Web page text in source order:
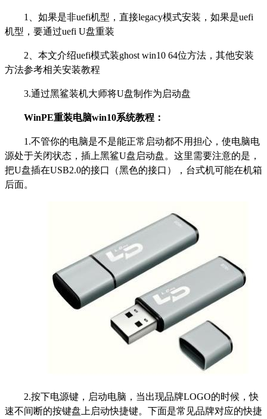
1、如果是非uefi机型，直接legacy模式安装，如果是uefi
机型，要通过uefi U盘重装
2、本文介绍uefi模式装ghost win10 64位方法，其他安装
方法参考相关安装教程
3.通过黑鲨装机大师将U盘制作为启动盘
WinPE重装电脑win10系统教程：
1.不管你的电脑是不是能正常启动都不用担心，使电脑电
源处于关闭状态，插上黑鲨U盘启动盘。这里需要注意的是，
把U盘插在USB2.0的接口（黑色的接口），台式机可能在机箱
后面。
2.按下电源键，启动电脑，当出现品牌LOGO的时候，快
速不间断的按键盘上启动快捷键。下面是常见品牌对应的快捷